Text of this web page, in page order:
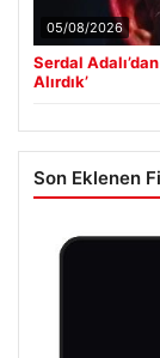
05/08/2026
Serdal
Alırdık’
Son Eklenen